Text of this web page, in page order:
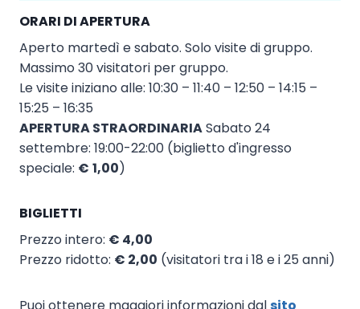
ORARI DI APERTURA
Aperto martedì e sabato. Solo visite di gruppo.
Massimo 30 visitatori per gruppo.
Le visite iniziano alle: 10:30 – 11:40 – 12:50 – 14:15 –
15:25 – 16:35
APERTURA STRAORDINARIASabato 24
settembre: 19:00-22:00 (biglietto d'ingresso
speciale: € 1,00)
BIGLIETTI
Prezzo intero: € 4,00
Prezzo ridotto: € 2,00 (visitatori tra i 18 e i 25 anni)